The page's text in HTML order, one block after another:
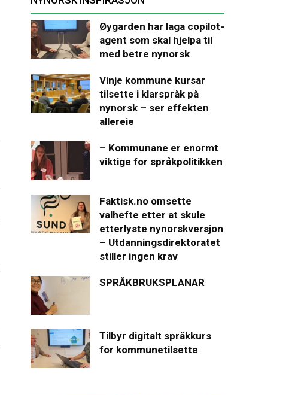
Øygarden har laga copilot-
agent som skal hjelpa til
med betre nynorsk
Vinje kommune kursar
tilsette i klarspråk på
nynorsk – ser effekten
allereie
– Kommunane er enormt
viktige for språkpolitikken
Faktisk.no omsette
valhefte etter at skule
etterlyste nynorskversjon
– Utdanningsdirektoratet
stiller ingen krav
SPRÅKBRUKSPLANAR
Tilbyr digitalt språkkurs
for kommunetilsette